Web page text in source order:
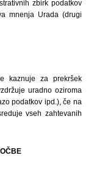
zbirk podatkov
mnenja Urada (drugi
kaznuje za prekršek
uradno oziroma
podatkov ipd.), če na
vseh zahtevanih